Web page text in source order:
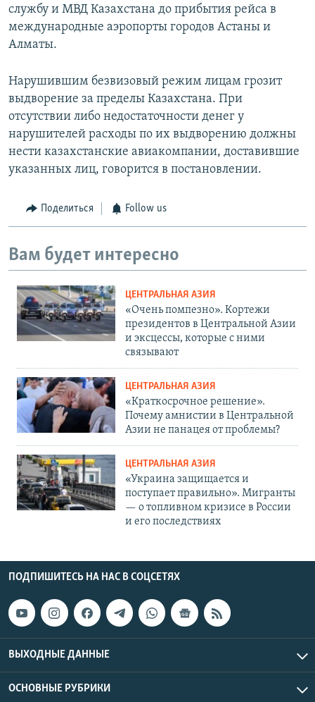
службу и МВД Казахстана до прибытия рейса в
международные аэропорты городов Астаны и
Алматы.
Нарушившим безвизовый режим лицам грозит
выдворение за пределы Казахстана. При
отсутствии либо недостаточности денег у
нарушителей расходы по их выдворению должны
нести казахстанские авиакомпании, доставившие
указанных лиц, говорится в постановлении.
Поделиться Follow us
Вам будет интересно
ЦЕНТРАЛЬНАЯ АЗИЯ
«Очень помпезно». Кортежи
президентов в Центральной Азии
и эксцессы, которые с ними
связывают
ЦЕНТРАЛЬНАЯ АЗИЯ
«Краткосрочное решение».
Почему амнистии в Центральной
Азии не панацея от проблемы?
ЦЕНТРАЛЬНАЯ АЗИЯ
«Украина защищается и
поступает правильно». Мигранты
— о топливном кризисе в России
и его последствиях
ПОДПИШИТЕСЬ НА НАС В СОЦСЕТЯХ
ВЫХОДНЫЕ ДАННЫЕ
ОСНОВНЫЕ РУБРИКИ